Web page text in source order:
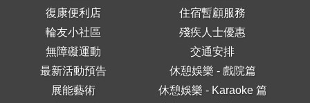
復康便利店
輪友小社區
無障礙運動
最新活動預告
展能藝術
住宿暫顧服務
殘疾人士優惠
交通安排
休憩娛樂 - 戲院篇
休憩娛樂 - Karaoke 篇